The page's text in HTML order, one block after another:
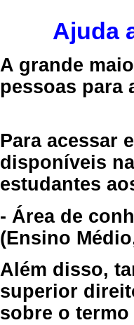
Ajuda
A grande
pessoas para
Para acessar
disponíveis
estudantes
- Área de
(Ensino
Além disso,
superior
sobre o termo